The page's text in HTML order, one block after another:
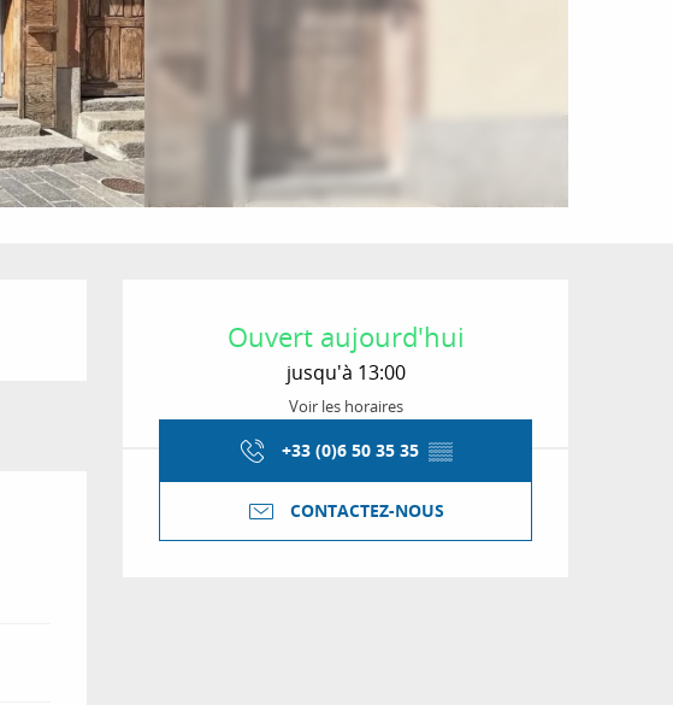
Ouverture et
Ouvert aujourd'hui
jusqu'à 13:00
Voir les horaires
+33 (0)6 50 35 35 ▒▒
CONTACTEZ-NOUS